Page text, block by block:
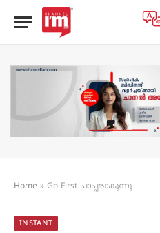
Home » Go First പാപ്പരാകുന്നു
INSTANT